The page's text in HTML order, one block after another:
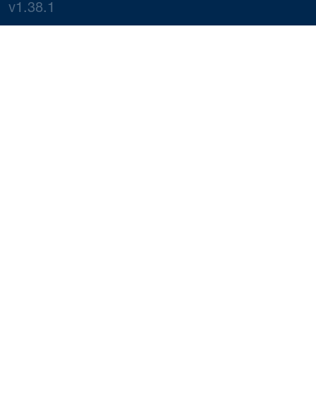
v1.38.1